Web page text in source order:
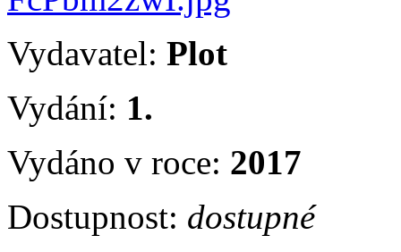
Vydavatel: Plot
Vydání: 1.
Vydáno v roce: 2017
Dostupnost: dostupné